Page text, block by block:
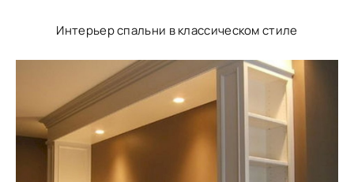
Интерьер спальни в классическом стиле